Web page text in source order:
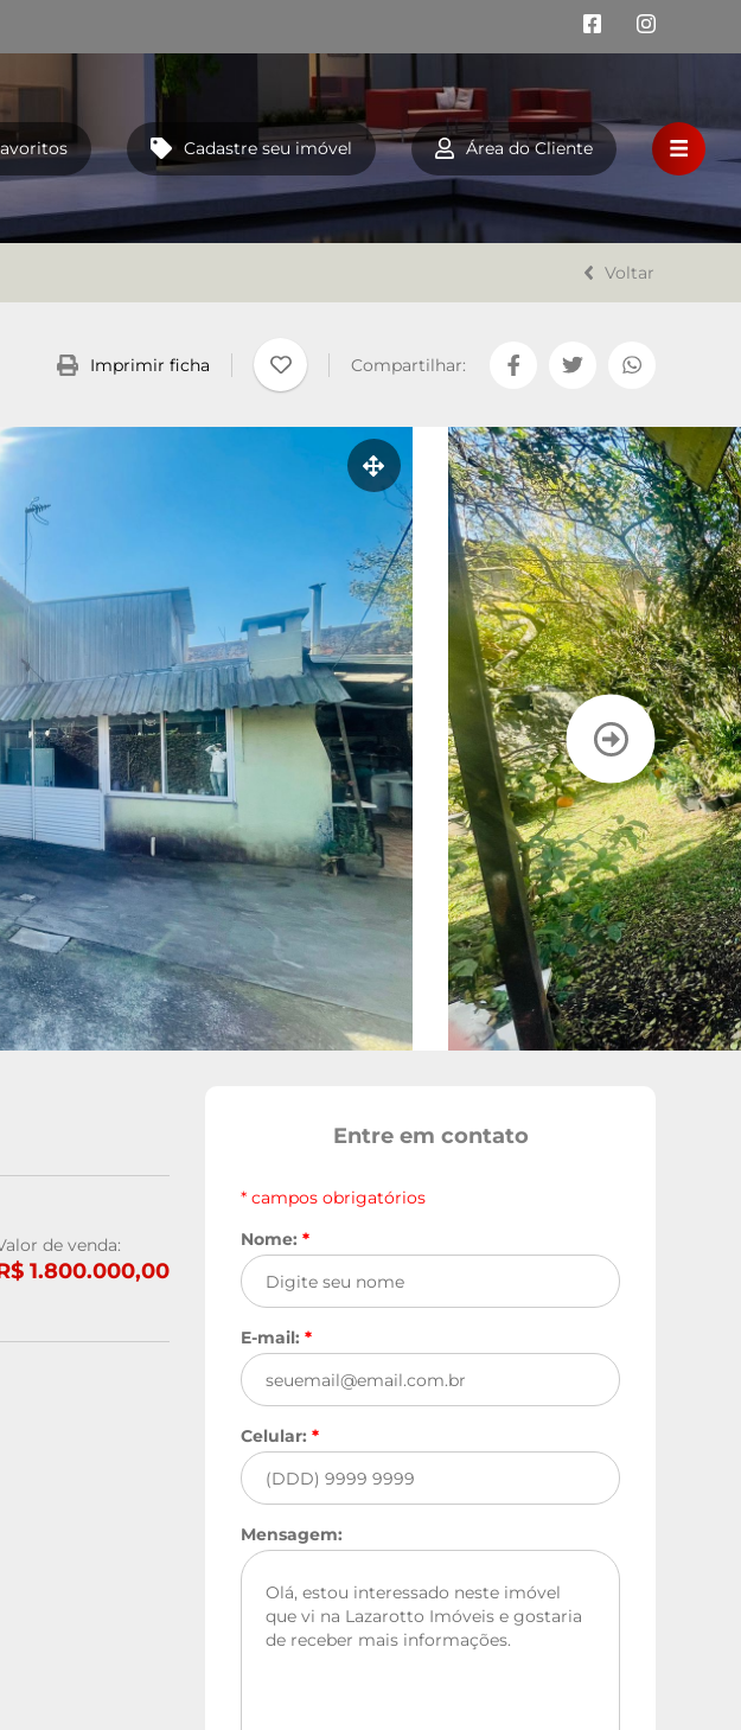
Cadastre seu imóvel
Área do Cliente
HOME
VENDA
FINANCIAMENTO
A LAZAROTTO IMÓVEIS
TRABALHE CONOSCO
CONTATO
Voltar
Imprimir ficha Compartilhar:
de venda:
1.800.000,00
Entre em contato
* campos obrigatórios
Nome:*
E-mail:*
Celular:*
Mensagem: